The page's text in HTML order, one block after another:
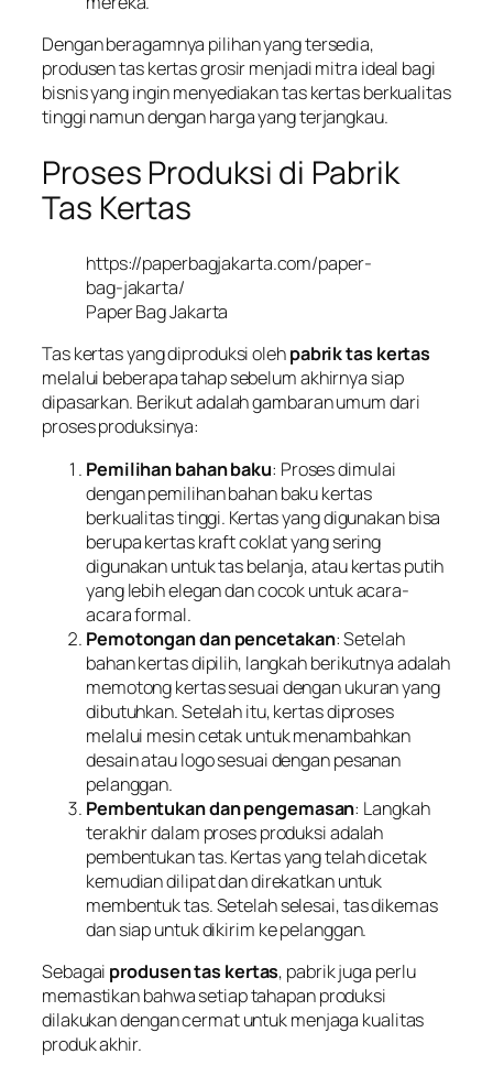
Dengan beragamnya pilihan yang tersedia,
produsen tas kertas grosir menjadi mitra ideal bagi
bisnis yang ingin menyediakan tas kertas berkualitas
tinggi namun dengan harga yang terjangkau.
Proses Produksi di Pabrik
Tas Kertas
https://paperbagjakarta.com/paper-
bag-jakarta/
Paper Bag Jakarta
Tas kertas yang diproduksi olehpabrik tas kertas
melalui beberapa tahap sebelum akhirnya siap
dipasarkan. Berikut adalah gambaran umum dari
proses produksinya:
Pemilihan bahan baku: Proses dimulai
dengan pemilihan bahan baku kertas
berkualitas tinggi. Kertas yang digunakan bisa
berupa kertas kraft coklat yang sering
digunakan untuk tas belanja, atau kertas putih
yang lebih elegan dan cocok untuk acara-
acara formal.
Pemotongan dan pencetakan: Setelah
bahan kertas dipilih, langkah berikutnya adalah
memotong kertas sesuai dengan ukuran yang
dibutuhkan. Setelah itu, kertas diproses
melalui mesin cetak untuk menambahkan
desain atau logo sesuai dengan pesanan
pelanggan.
Pembentukan dan pengemasan: Langkah
terakhir dalam proses produksi adalah
pembentukan tas. Kertas yang telah dicetak
kemudian dilipat dan direkatkan untuk
membentuk tas. Setelah selesai, tas dikemas
dan siap untuk dikirim ke pelanggan.
Sebagai produsen tas kertas, pabrik juga perlu
memastikan bahwa setiap tahapan produksi
dilakukan dengan cermat untuk menjaga kualitas
produk akhir.